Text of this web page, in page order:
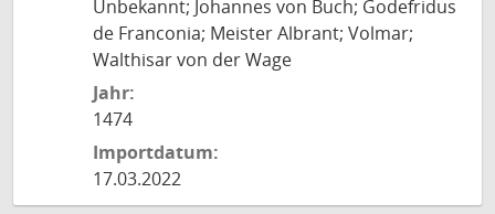
Unbekannt; Johannes von Buch; Godefridus
de Franconia; Meister Albrant; Volmar;
Walthisar von der Wage
Jahr:
1474
Importdatum:
17.03.2022